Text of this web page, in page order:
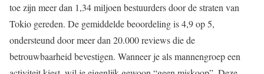
toe zijn meer dan 1,34 miljoen bestuurders door de straten van
Tokio gereden. De gemiddelde beoordeling is 4,9 op 5,
ondersteund door meer dan 20.000 reviews die de
betrouwbaarheid bevestigen. Wanneer je als mannengroep een